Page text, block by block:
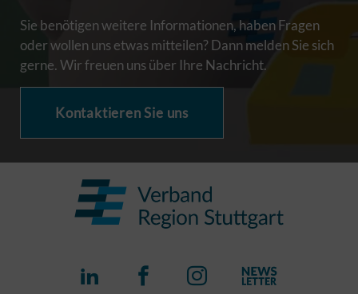
Sie benötigen weitere Informationen, haben Fragen
oder wollen uns etwas mitteilen? Dann melden Sie sich
gerne. Wir freuen uns über Ihre Nachricht.
Kontaktieren Sie uns